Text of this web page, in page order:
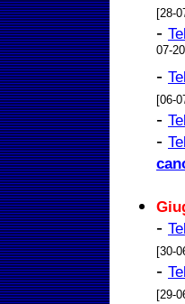
[28-
-
07-
-
[06-
-
-
-
[30-
-
[29-